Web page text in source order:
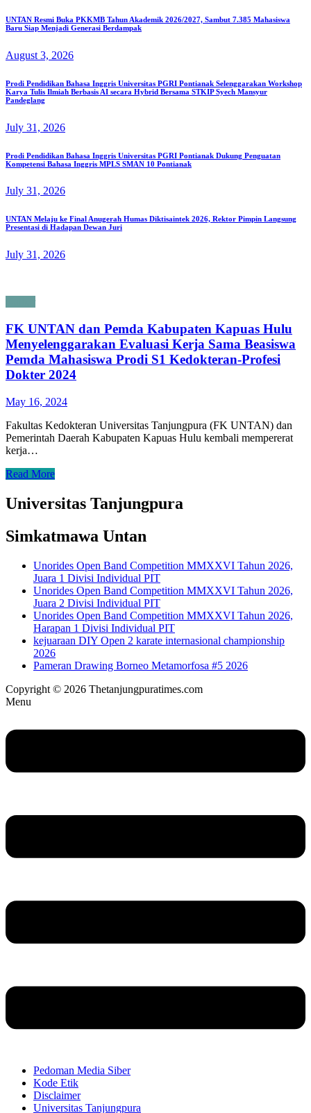
UNTAN Resmi Buka PKKMB Tahun Akademik 2026/2027, Sambut 7.385 Mahasiswa
Baru Siap Menjadi Generasi Berdampak
August 3, 2026
Prodi Pendidikan Bahasa Inggris Universitas PGRI Pontianak Selenggarakan Workshop
Karya Tulis Ilmiah Berbasis AI secara Hybrid Bersama STKIP Syech Mansyur
Pandeglang
July 31, 2026
Prodi Pendidikan Bahasa Inggris Universitas PGRI Pontianak Dukung Penguatan
Kompetensi Bahasa Inggris MPLS SMAN 10 Pontianak
July 31, 2026
UNTAN Melaju ke Final Anugerah Humas Diktisaintek 2026, Rektor Pimpin Langsung
Presentasi di Hadapan Dewan Juri
July 31, 2026
FK UNTAN dan Pemda Kabupaten Kapuas Hulu
Menyelenggarakan Evaluasi Kerja Sama Beasiswa
Pemda Mahasiswa Prodi S1 Kedokteran-Profesi
Dokter 2024
May 16, 2024
Fakultas Kedokteran Universitas Tanjungpura (FK UNTAN) dan
Pemerintah Daerah Kabupaten Kapuas Hulu kembali mempererat
kerja…
Read More
Universitas Tanjungpura
Simkatmawa Untan
Unorides Open Band Competition MMXXVI Tahun 2026,
Juara 1 Divisi Individual PIT
Unorides Open Band Competition MMXXVI Tahun 2026,
Juara 2 Divisi Individual PIT
Unorides Open Band Competition MMXXVI Tahun 2026,
Harapan 1 Divisi Individual PIT
kejuaraan DIY Open 2 karate internasional championship
2026
Pameran Drawing Borneo Metamorfosa #5 2026
Copyright © 2026 Thetanjungpuratimes.com
Menu
Pedoman Media Siber
Kode Etik
Disclaimer
Universitas Tanjungpura